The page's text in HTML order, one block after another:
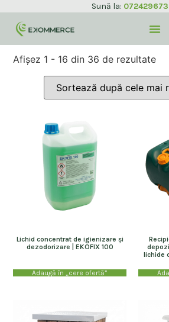
Sună la:
Afișez 1 - 16 din 36 de rezultate
Lichid concentrat de igienizare și
dezodorizare | EKOFIX 100
Adaugă în „cere ofertă”
lichide